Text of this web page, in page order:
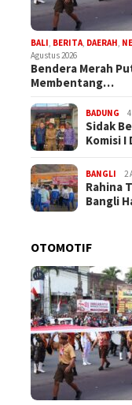
BALI, BERITA, DAERAH,
Agustus 2026
Bendera Merah
Membentang…
BADUNG
Sidak
Komisi I
BANGLI 2
Rahina
Bangli
OTOMOTIF